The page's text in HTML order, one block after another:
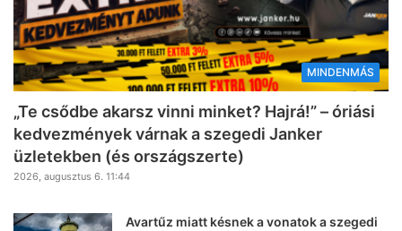
MINDENMÁS
„Te csődbe akarsz vinni minket? Hajrá!” – óriási
kedvezmények várnak a szegedi Janker
üzletekben (és országszerte)
2026, augusztus 6. 11:44
Avartűz miatt késnek a vonatok a szegedi